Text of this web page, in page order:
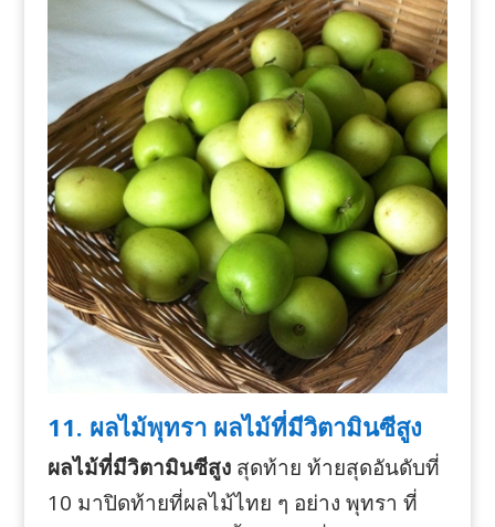
11. ผลไม้พุทรา ผลไม้ที่มีวิตามินซีสูง
ผลไม้ที่มีวิตามินซีสูงสุดท้าย ท้ายสุดอันดับที่
10 มาปิดท้ายที่ผลไม้ไทย ๆ อย่าง พุทรา ที่